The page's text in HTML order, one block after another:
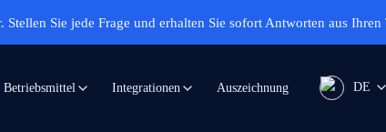
Stellen Sie jede Frage und erhalten Sie sofort Antworten aus Ihren
Betriebsmittel Integrationen Auszeichnung DE